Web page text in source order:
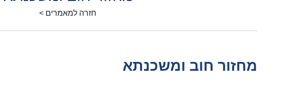
חזרה למאמרים >
מחזור חוב ומשכנתא